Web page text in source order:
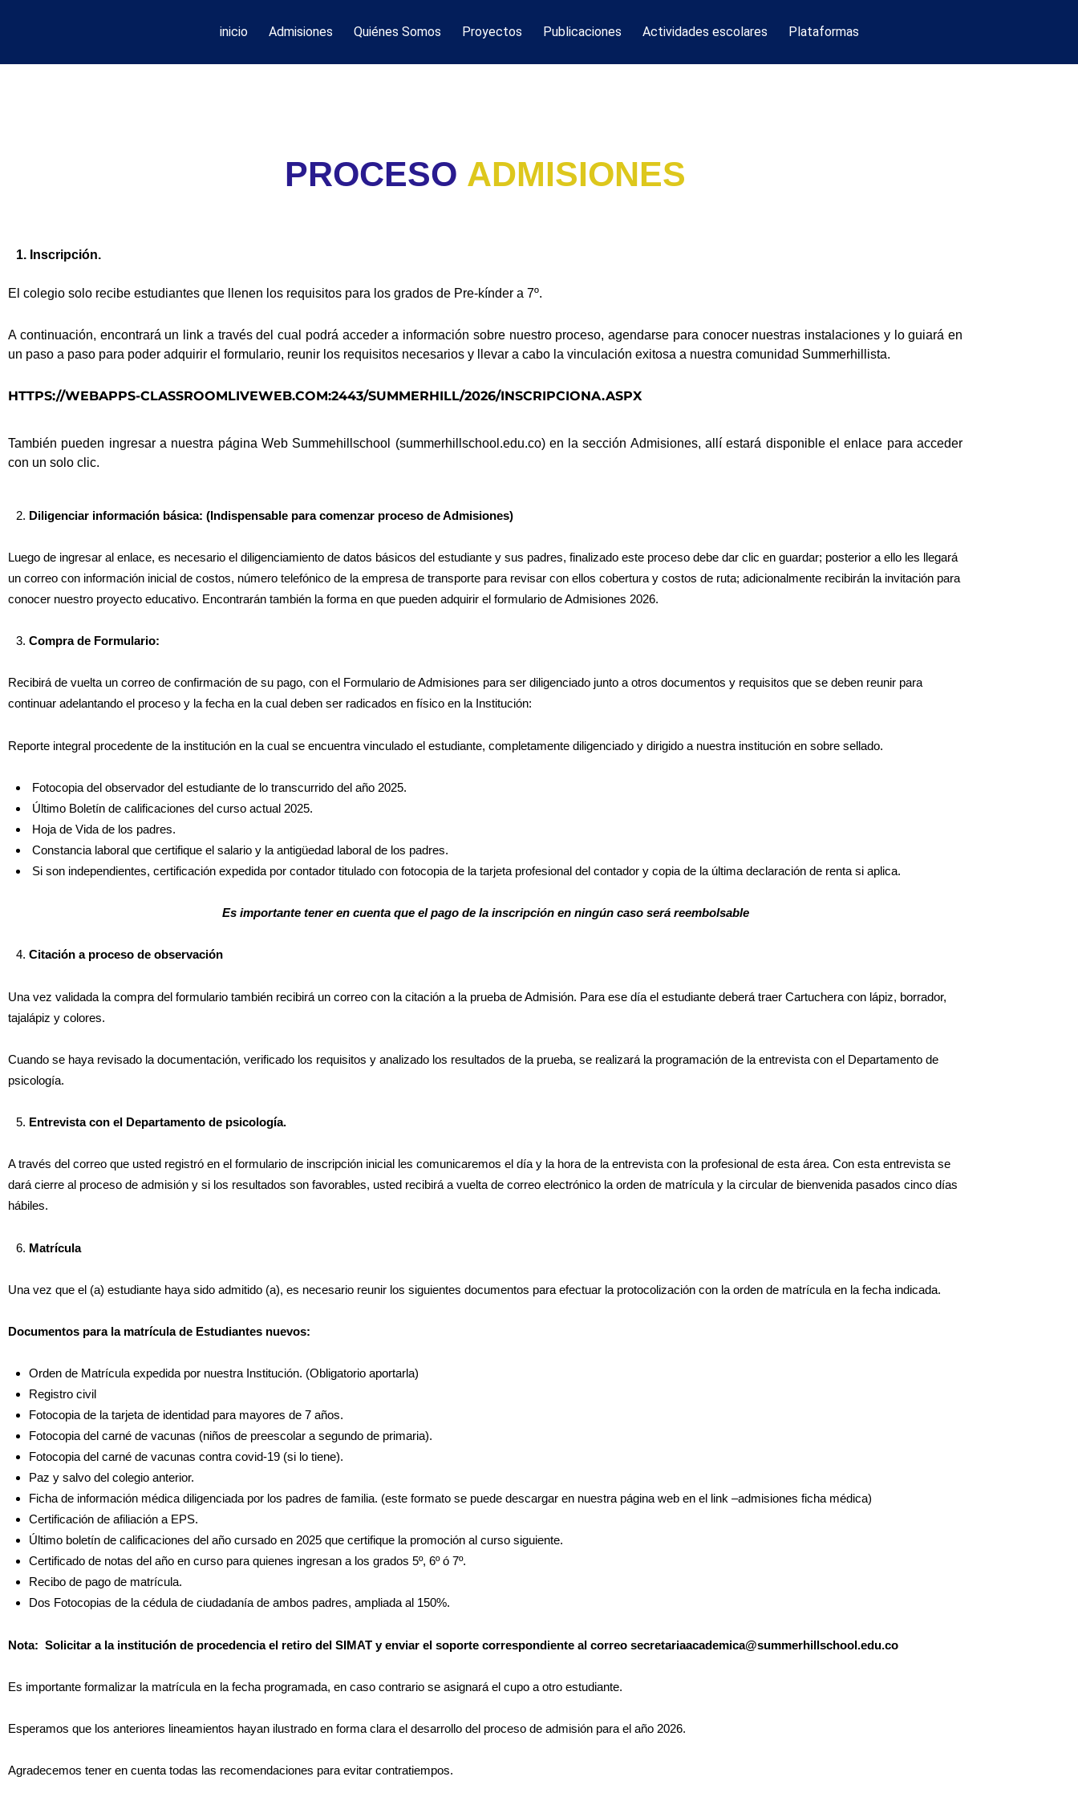
inicio Admisiones Quiénes Somos Proyectos Publicaciones Actividades escolares Plataformas
PROCESO ADMISIONES
1. Inscripción.
El colegio solo recibe estudiantes que llenen los requisitos para los grados de Pre-kínder a 7º.
A continuación, encontrará un link a través del cual podrá acceder a información sobre nuestro proceso, agendarse para conocer nuestras instalaciones y lo guiará en
un paso a paso para poder adquirir el formulario, reunir los requisitos necesarios y llevar a cabo la vinculación exitosa a nuestra comunidad Summerhillista.
HTTPS://WEBAPPS-CLASSROOMLIVEWEB.COM:2443/SUMMERHILL/2026/INSCRIPCIONA.ASPX
También pueden ingresar a nuestra página Web Summehillschool (summerhillschool.edu.co)en la sección Admisiones, allí estará disponible el enlace para acceder
con un solo clic.
Diligenciar información básica: (Indispensable para comenzar proceso de Admisiones)
Luego de ingresar al enlace, es necesario el diligenciamiento de datos básicos del estudiante y sus padres, finalizado este proceso debe dar clic en guardar; posterior a ello les llegará
un correo con información inicial de costos, número telefónico de la empresa de transporte para revisar con ellos cobertura y costos de ruta; adicionalmente recibirán la invitación para
conocer nuestro proyecto educativo. Encontrarán también la forma en que pueden adquirir el formulario de Admisiones 2026.
Compra de Formulario:
Recibirá de vuelta un correo de confirmación de su pago, con el Formulario de Admisiones para ser diligenciado junto a otros documentos y requisitos que se deben reunir para
continuar adelantando el proceso y la fecha en la cual deben ser radicados en físico en la Institución:
Reporte integral procedente de la institución en la cual se encuentra vinculado el estudiante, completamente diligenciado y dirigido a nuestra institución en sobre sellado.
Fotocopia del observador del estudiante de lo transcurrido del año 2025.
Último Boletín de calificaciones del curso actual 2025.
Hoja de Vida de los padres.
Constancia laboral que certifique el salario y la antigüedad laboral de los padres.
Si son independientes, certificación expedida por contador titulado con fotocopia de la tarjeta profesional del contador y copia de la última declaración de renta si aplica.
Es importante tener en cuenta que el pago de la inscripción en ningún caso será reembolsable
Citación a proceso de observación
Una vez validada la compra del formulario también recibirá un correo con la citación a la prueba de Admisión. Para ese día el estudiante deberá traer Cartuchera con lápiz, borrador,
tajalápiz y colores.
Cuando se haya revisado la documentación, verificado los requisitos y analizado los resultados de la prueba, se realizará la programación de la entrevista con el Departamento de
psicología.
Entrevista con el Departamento de psicología.
A través del correo que usted registró en el formulario de inscripción inicial les comunicaremos el día y la hora de la entrevista con la profesional de esta área. Con esta entrevista se
dará cierre al proceso de admisión y si los resultados son favorables, usted recibirá a vuelta de correo electrónico la orden de matrícula y la circular de bienvenida pasados cinco días
hábiles.
Matrícula
Una vez que el (a) estudiante haya sido admitido (a), es necesario reunir los siguientes documentos para efectuar la protocolización con la orden de matrícula en la fecha indicada.
Documentos para la matrícula de Estudiantes nuevos:
Orden de Matrícula expedida por nuestra Institución. (Obligatorio aportarla)
Registro civil
Fotocopia de la tarjeta de identidad para mayores de 7 años.
Fotocopia del carné de vacunas (niños de preescolar a segundo de primaria).
Fotocopia del carné de vacunas contra covid-19 (si lo tiene).
Paz y salvo del colegio anterior.
Ficha de información médica diligenciada por los padres de familia. (este formato se puede descargar en nuestra página web en el link –admisiones ficha médica)
Certificación de afiliación a EPS.
Último boletín de calificaciones del año cursado en 2025 que certifique la promoción al curso siguiente.
Certificado de notas del año en curso para quienes ingresan a los grados 5º, 6º ó 7º.
Recibo de pago de matrícula.
Dos Fotocopias de la cédula de ciudadanía de ambos padres, ampliada al 150%.
Nota: Solicitar a la institución de procedencia el retiro del SIMAT y enviar el soporte correspondiente al correo secretariaacademica@summerhillschool.edu.co
Es importante formalizar la matrícula en la fecha programada, en caso contrario se asignará el cupo a otro estudiante.
Esperamos que los anteriores lineamientos hayan ilustrado en forma clara el desarrollo del proceso de admisión para el año 2026.
Agradecemos tener en cuenta todas las recomendaciones para evitar contratiempos.